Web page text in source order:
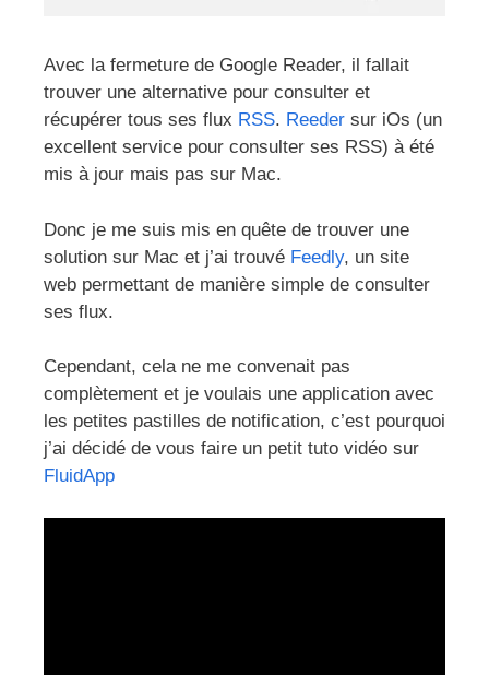
Avec la fermeture de Google Reader, il fallait
trouver une alternative pour consulter et
récupérer tous ses flux RSS. Reeder sur iOs (un
excellent service pour consulter ses RSS) à été
mis à jour mais pas sur Mac.
Donc je me suis mis en quête de trouver une
solution sur Mac et j’ai trouvé Feedly, un site
web permettant de manière simple de consulter
ses flux.
Cependant, cela ne me convenait pas
complètement et je voulais une application avec
les petites pastilles de notification, c’est pourquoi
j’ai décidé de vous faire un petit tuto vidéo sur
FluidApp